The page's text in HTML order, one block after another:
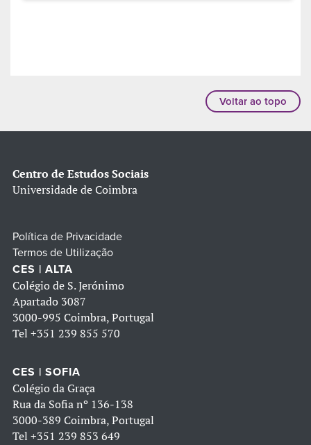
Voltar ao topo
Centro de Estudos Sociais
Universidade de Coimbra
Política de Privacidade
Termos de Utilização
CES | ALTA
Colégio de S. Jerónimo
Apartado 3087
3000-995 Coimbra, Portugal
Tel +351 239 855 570
CES | SOFIA
Colégio da Graça
Rua da Sofia nº 136-138
3000-389 Coimbra, Portugal
Tel +351 239 853 649